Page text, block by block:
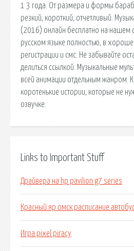
1 3 года. От размера и формы
резкий, короткий, отчетливый.
(2016) онлайн бесплатно на нашем
русском языке полностью, в
регистрации и смс. Не забывайте
делиться ссылкой. Музыкальные
всей анимации отдельным жанром.
коротенькие истории, которые не
озвучке.
Links to Important Stuff
Драйвера на hp pavilion g7 series
Красный яр омск расписание
Игра pixel piracy